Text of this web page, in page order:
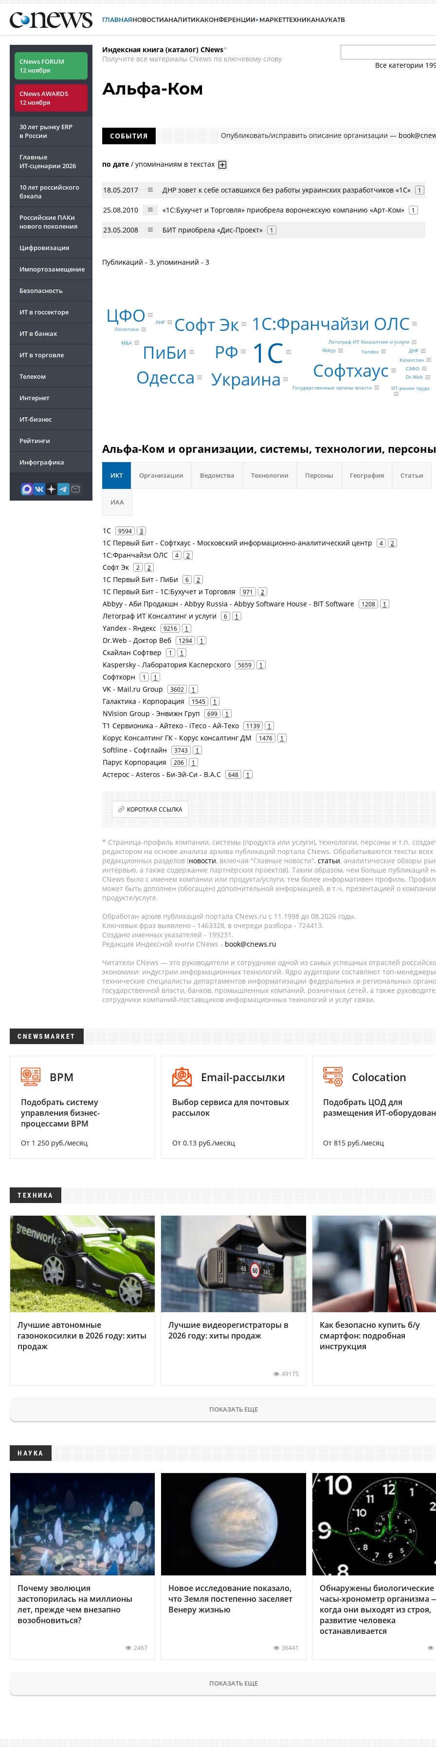
ГЛАВНАЯНОВОСТИАНАЛИТИКАКОНФЕРЕНЦИИ МАРКЕТТЕХНИКАНАУКАТВ
CNews FORUM
12 ноября
CNews AWARDS
12 ноября
30 лет рынку ERP
в России
Главные
ИТ-сценарии 2026
10 лет российского
бэкапа
Российские ПАКи
нового поколения
Цифровизация
Импортозамещение
Безопасность
ИТ в госсекторе
ИТ в банках
ИТ в торговле
Телеком
Интернет
ИТ-бизнес
Рейтинги
Инфографика
Индексная книга (каталог) CNews*
Получите все материалы CNews по ключевому слову
Все категории
Альфа-Ком
СОБЫТИЯ Опубликовать/исправить описание организации —
по дате / упоминаниям в текстах
18.05.2017 ДНР зовет к себе оставшихся без работы украинских разработчиков «1С» 1
25.08.2010 «1С:Бухучет и Торговля» приобрела воронежскую компанию «Арт-Ком» 1
23.05.2008 БИТ приобрела «Дис-Проект» 1
Публикаций - 3, упоминаний - 3
1С Софтхаус
1С:Франчайзи ОЛС
Софт Эк
ПиБи
Одесса
РФ
Украина
ЦФО
Abbyy
Летограф ИТ Консалтинг и услуги
Yandex
Dr.Web
СЗФО
Казахстан
ЛНР
ДНР
Логистика
Государственные органы власти ИТ-рынок труда
M&A
Альфа-Ком и организации, системы, технологии,
ИКТ Организации Ведомства Технологии Персоны География Статьи
ИАА
1С 9594 3
1С Первый Бит - Софтхаус - Московский информационно-аналитический центр 4 2
1С:Франчайзи ОЛС 4 2
Софт Эк 2 2
1С Первый Бит - ПиБи 6 2
1С Первый Бит - 1С:Бухучет и Торговля 971 2
Abbyy - Аби Продакшн - Abbyy Russia - Abbyy Software House - BIT Software 1208 1
Летограф ИТ Консалтинг и услуги 6 1
Yandex - Яндекс 9216 1
Dr.Web - Доктор Веб 1294 1
Скайлан Софтвер 1 1
Kaspersky - Лаборатория Касперского 5659 1
Софткорн 1 1
VK - Mail.ru Group 3602 1
Галактика - Корпорация 1545 1
NVision Group - Энвижн Груп 699 1
Т1 Сервионика - Айтеко - iTeco - Ай-Теко 1139 1
Корус Консалтинг ГК - Корус консалтинг ДМ 1476 1
Softline - Софтлайн 3743 1
Парус Корпорация 206 1
Астерос - Asteros - Би-Эй-Си - B.A.C 648 1
КОРОТКАЯ ССЫЛКА
* Страница-профиль компании, системы (продукта или услуги), технологии, персоны и т.п.
редактором на основе анализа архива публикаций портала CNews. Обрабатываются тексты всех
редакционных разделов (новости, включая "Главные новости", статьи, аналитические обзоры
интервью, а также содержание партнёрских проектов). Таким образом, чем больше публикаций
CNews было с именем компании или продукта/услуги, тем более информативен профиль.
может быть дополнен (обогащен) дополнительной информацией, в т.ч. презентацией о
продукте/услуге.
Обработан архив публикаций портала CNews.ru c 11.1998 до 08.2026 годы.
Ключевых фраз выявлено - 1463328, в очереди разбора - 724413.
Создано именных указателей - 199231.
Редакция Индексной книги CNews - book@cnews.ru
Читатели CNews — это руководители и сотрудники одной из самых успешных отраслей
экономики: индустрии информационных технологий. Ядро аудитории составляют топ-
технические специалисты департаментов информатизации федеральных и региональных
государственной власти, банков, промышленных компаний, розничных сетей, а также
сотрудники компаний-поставщиков информационных технологий и услуг связи.
CNEWSMARKET
BPM
Подобрать систему
управления бизнес-
процессами BPM
От 1 250 руб./месяц
Email-рассылки
Выбор сервиса для почтовых
рассылок
От 0.13 руб./месяц
Colocation
Подобрать ЦОД для
размещения ИТ-
От 815 руб./месяц
ТЕХНИКА
Лучшие автономные
газонокосилки в 2026 году: хиты
продаж
Лучшие видеорегистраторы в
2026 году: хиты продаж
49175
Как безопасно купить б/у
смартфон: подробная
инструкция
ПОКАЗАТЬ ЕЩЕ
НАУКА
Почему эволюция
застопорилась на миллионы
лет, прежде чем внезапно
возобновиться?
2467
Новое исследование показало,
что Земля постепенно заселяет
Венеру жизнью
36441
Обнаружены биологические
часы-хронометр организма
когда они выходят из строя,
развитие человека
останавливается
ПОКАЗАТЬ ЕЩЕ